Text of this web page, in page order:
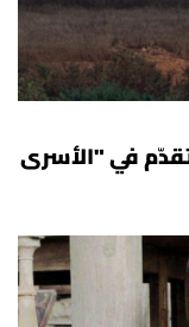
في "الأسرى